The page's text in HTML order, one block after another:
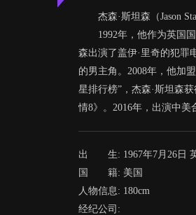
杰森·斯坦森（Jason
1992年，他作为英国
森出演了盖伊·里奇的犯罪
的男主角。2008年，他加
星排行榜”，杰森·斯坦森
情8》。2016年，出演中美
出 生: 1967年7月26日
国 籍: 美国
人物信息: 180cm
经纪公司: